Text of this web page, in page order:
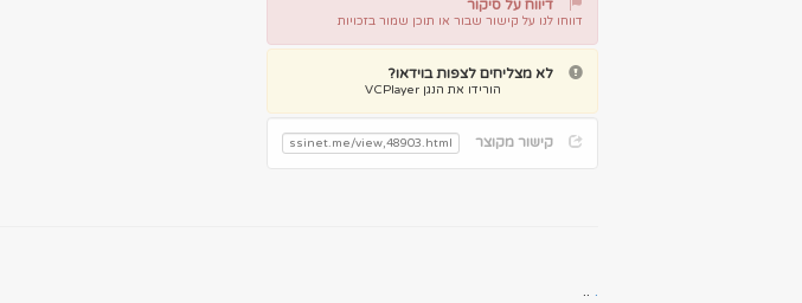
דיווח על סיקור
דווחו לנו על קישור שבור או תוכן שמור בזכויות
דיווח על קישור שבור
דיווח על תוכן מפר זכויות
לא מצליחים לצפות בוידאו?
הורידו את הנגן VCPlayer
קישור מקוצר
.
..